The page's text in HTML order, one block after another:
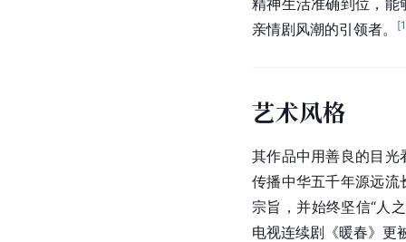
亲情剧风潮的引领者。
[1
艺术风格
其作品中用善良的目光
传播中华五千年源远流
宗旨，并始终坚信“人
电视连续剧《暖春》更